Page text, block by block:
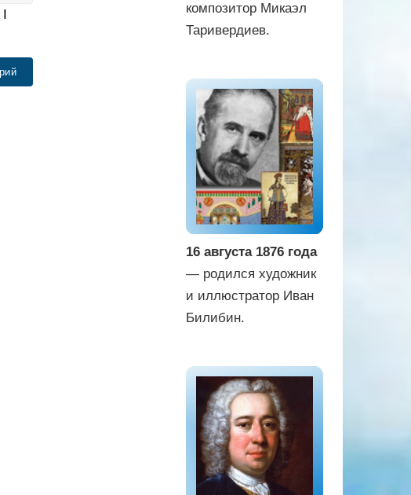
композитор Микаэл
Таривердиев.
16 августа 1876 года
— родился художник
и иллюстратор Иван
Билибин.